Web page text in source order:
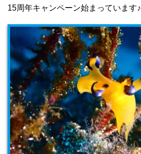
15周年キャンペーン始まっています♪